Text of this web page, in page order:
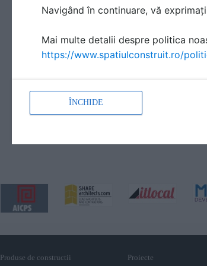
Produse de constructii Proiecte
Navigând în continuare, vă
Mai multe detalii despre politica
https://www.spatiulconstruit.ro/
ÎNCHIDE